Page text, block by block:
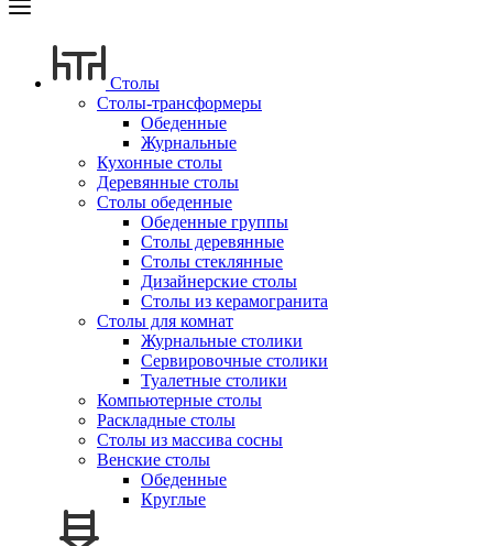
Столы
Столы-трансформеры
Обеденные
Журнальные
Кухонные столы
Деревянные столы
Столы обеденные
Обеденные группы
Столы деревянные
Столы стеклянные
Дизайнерские столы
Столы из керамогранита
Столы для комнат
Журнальные столики
Сервировочные столики
Туалетные столики
Компьютерные столы
Раскладные столы
Столы из массива сосны
Венские столы
Обеденные
Круглые